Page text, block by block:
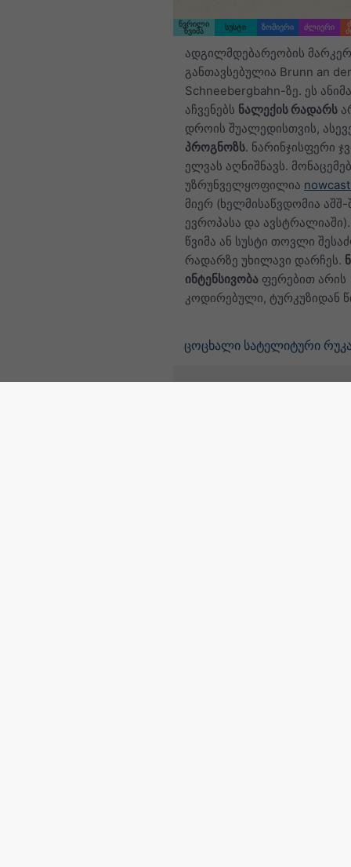
წვრილი
წვიმა
სუსტი ზომიერი ძლიერი
ადგილმდებარეობის
განთავსებულია Brunn an der
Schneebergbahn-ზე. ეს
აჩვენებს ნალექის რადარს
დროის შუალედისთვის,
პროგნოზს. ნარინჯისფერი
ელვას აღნიშნავს.
უზრუნველყოფილია
მიერ (ხელმისაწვდომია აშშ-
ევროპასა და
წვიმა ან სუსტი თოვლი
რადარზე უხილავი დარჩეს.
ინტენსივობა ფერებით არის
კოდირებული, ტურკუზიდან
ცოცხალი სატელიტური